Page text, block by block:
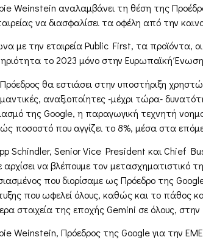
Weinstein αναλαμβάνει τη θέση της
να διασφαλίσει τα οφέλη από την
με την εταιρεία Public First, τα προϊόντα,
το 2023 μόνο στην Ευρωπαϊκή
θα εστιάσει στην υποστήριξη
αναξιοποίητες -μέχρι τώρα-
της Google, η παραγωγική τεχνητή
ποσοστό που αγγίζει το 8%, μέσα στα
Schindler, Senior Vice President και Chief
αρχίσει να βλέπουμε τον μετασχηματιστικό
που διορίσαμε ως Πρόεδρο της
που ωφελεί όλους, καθώς και το πάθος
στοιχεία της εποχής Gemini σε όλους, στην
Weinstein, Πρόεδρος της Google για την